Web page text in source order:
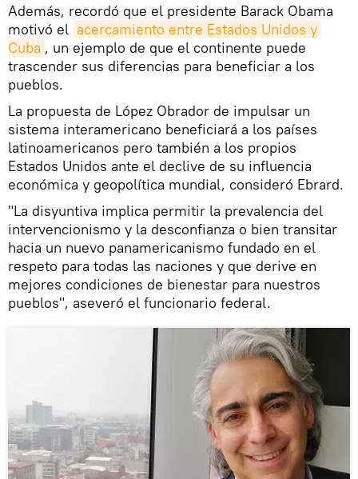
Además, recordó que el presidente Barack Obama
motivó el acercamiento entre Estados Unidos y
Cuba , un ejemplo de que el continente puede
trascender sus diferencias para beneficiar a los
pueblos.
La propuesta de López Obrador de impulsar un
sistema interamericano beneficiará a los países
latinoamericanos pero también a los propios
Estados Unidos ante el declive de su influencia
económica y geopolítica mundial, consideró Ebrard.
"La disyuntiva implica permitir la prevalencia del
intervencionismo y la desconfianza o bien transitar
hacia un nuevo panamericanismo fundado en el
respeto para todas las naciones y que derive en
mejores condiciones de bienestar para nuestros
pueblos", aseveró el funcionario federal.